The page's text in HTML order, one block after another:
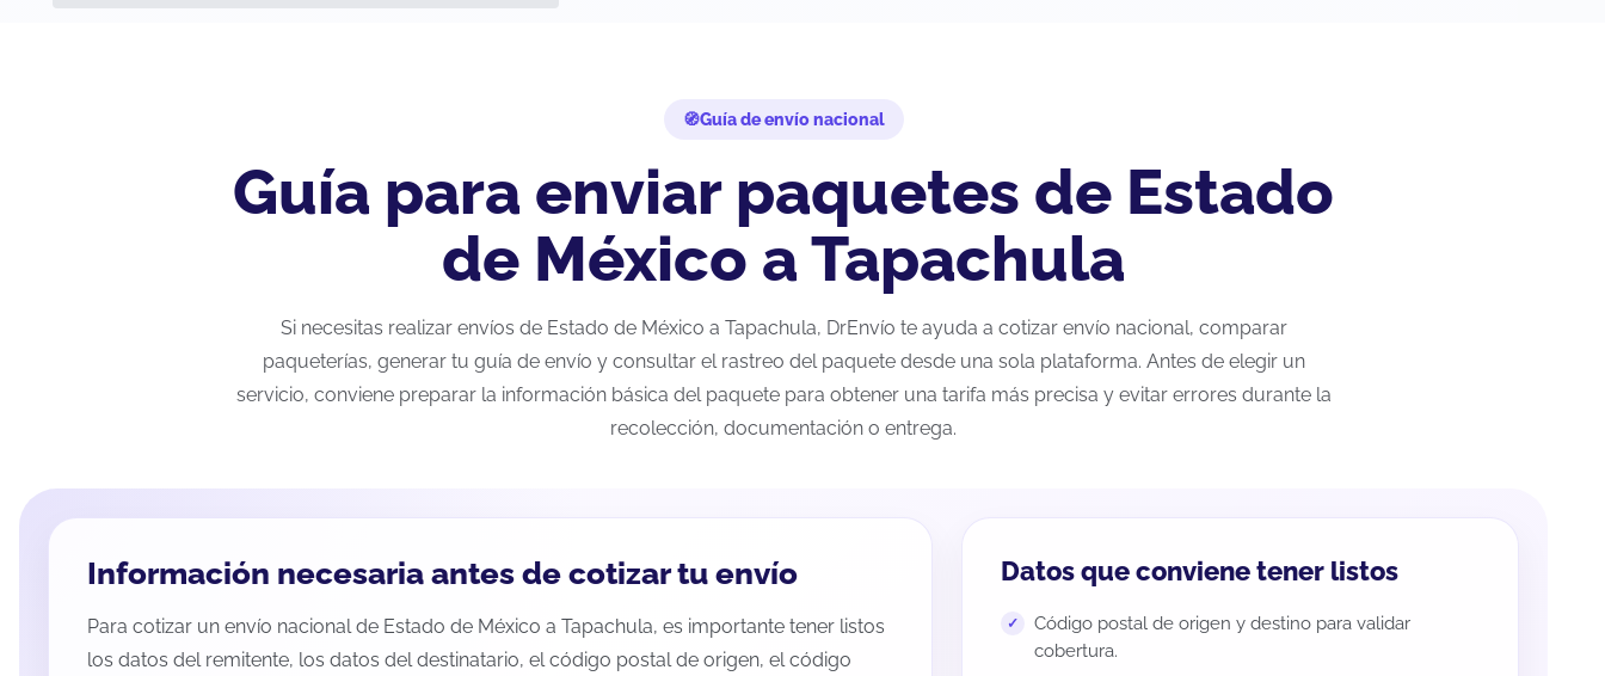
Guía de envío nacional
Guía para enviar paquetes de Estado
de México a Tapachula
Si necesitas realizar envíos de Estado de México a Tapachula, DrEnvío te ayuda a cotizar envío nacional, comparar
paqueterías, generar tu guía de envío y consultar el rastreo del paquete desde una sola plataforma. Antes de elegir un
servicio, conviene preparar la información básica del paquete para obtener una tarifa más precisa y evitar errores durante la
recolección, documentación o entrega.
Información necesaria antes de cotizar tu envío
Para cotizar un envío nacional de Estado de México a Tapachula, es importante tener listos
los datos del remitente, los datos del destinatario, el código postal de origen, el código
Datos que conviene tener listos
Código postal de origen y destino para validar
cobertura.